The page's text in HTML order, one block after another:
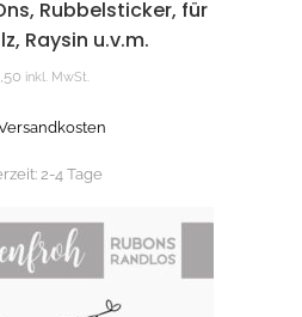
Rubbelsticker, für
Raysin u.v.m.
inkl. MwSt.
2-4 Tage